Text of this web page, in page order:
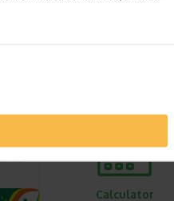
ml
un ulei
Calculator